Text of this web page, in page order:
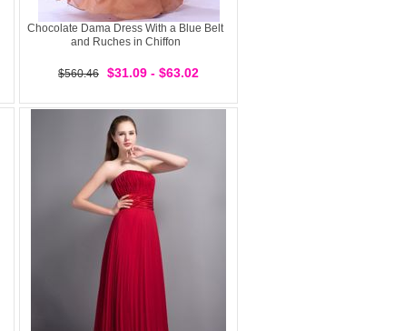
Chocolate Dama Dress With a Blue Belt
and Ruches in Chiffon
$560.46 $31.09 - $63.02